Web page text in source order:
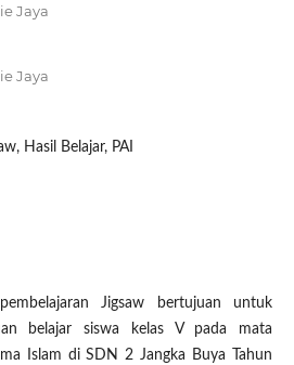
Jaya
Jaya
Hasil Belajar, PAI
Jigsaw bertujuan untuk
belajar siswa kelas V pada mata
Islam di SDN 2 Jangka Buya Tahun